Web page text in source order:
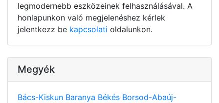
legmodernebb eszközeinek felhasználásával. A
honlapunkon való megjelenéshez kérlek
jelentkezz be kapcsolati oldalunkon.
Megyék
Bács-Kiskun Baranya Békés Borsod-Abaúj-